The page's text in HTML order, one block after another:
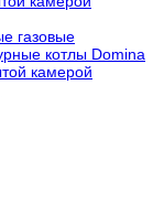
газовые
котлы Domina
камерой